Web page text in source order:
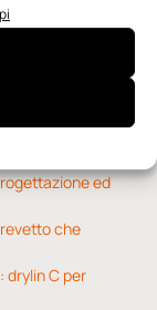
(CFD)
ed
che
drylin C per